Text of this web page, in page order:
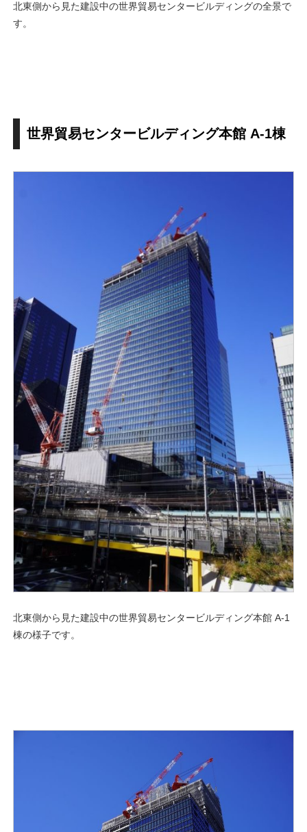
北東側から見た建設中の世界貿易センタービルディングの全景で
す。
世界貿易センタービルディング本館 A-1棟
北東側から見た建設中の世界貿易センタービルディング本館 A-1
棟の様子です。